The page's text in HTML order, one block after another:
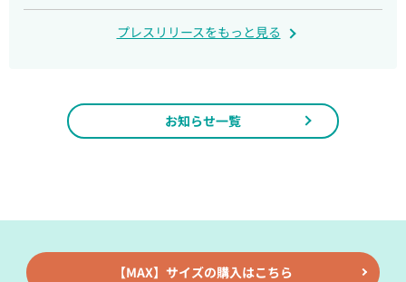
プレスリリースをもっと見る
お知らせ一覧
【MAX】サイズの購入はこちら